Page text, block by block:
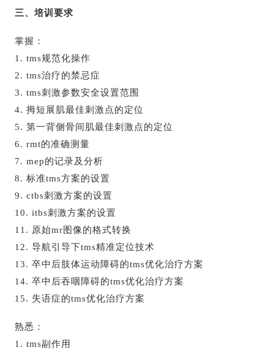
三、培训要求
掌握：
1. tms规范化操作
2. tms治疗的禁忌症
3. tms刺激参数安全设置范围
4. 拇短展肌最佳刺激点的定位
5. 第一背侧骨间肌最佳刺激点的定位
6. rmt的准确测量
7. mep的记录及分析
8. 标准tms方案的设置
9. ctbs刺激方案的设置
10. itbs刺激方案的设置
11. 原始mr图像的格式转换
12. 导航引导下tms精准定位技术
13. 卒中后肢体运动障碍的tms优化治疗方案
14. 卒中后吞咽障碍的tms优化治疗方案
15. 失语症的tms优化治疗方案‍
熟悉：
1. tms副作用